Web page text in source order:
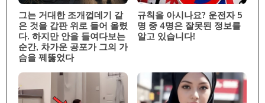
그는 거대한 조개껍데기 같
은 것을 갑판 위로 들어 올렸
다. 하지만 안을 들여다보는
순간, 차가운 공포가 그의 가
슴을 꿰뚫었다
규칙을 아시나요? 운전자 5
명 중 4명은 잘못된 정보를
알고 있습니다!